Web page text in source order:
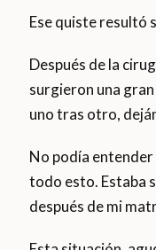
Ese quiste resultó
Después de la
surgieron una
uno tras otro,
No podía
todo esto. Estaba
después de mi